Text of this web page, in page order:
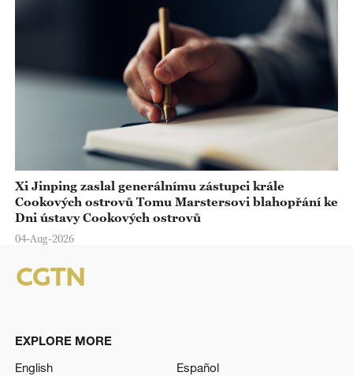
Xi Jinping zaslal generálnímu zástupci krále
Cookových ostrovů Tomu Marstersovi blahopřání ke
Dni ústavy Cookových ostrovů
04-Aug-2026
EXPLORE MORE
English
Español